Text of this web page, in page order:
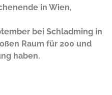
in Wien,
bei Schladming in
Raum für 200 und
haben.